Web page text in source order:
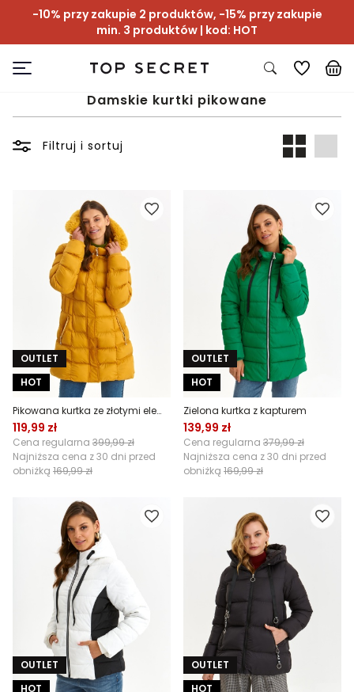
-10% przy zakupie 2 produktów, -15% przy zakupie
min. 3 produktów | kod: HOT
Damskie kurtki pikowane
Filtruj i sortuj
OUTLET
HOT
Pikowana kurtka ze złotymi elementami i kapturem
119,99 zł
Cena regularna 399,99 zł
Najniższa cena z 30 dni przed
obniżką 169,99 zł
OUTLET
HOT
Zielona kurtka z kapturem
139,99 zł
Cena regularna 379,99 zł
Najniższa cena z 30 dni przed
obniżką 169,99 zł
OUTLET
HOT
OUTLET
HOT